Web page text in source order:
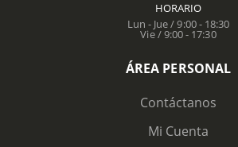
HORARIO
Lun - Jue / 9:00 - 18:30
Vie / 9:00 - 17:30
ÁREA PERSONAL
Contáctanos
Mi Cuenta